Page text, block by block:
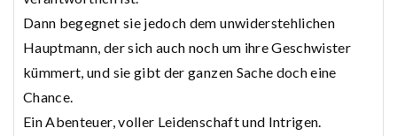
Dann begegnet sie jedoch dem unwiderstehlichen
Hauptmann, der sich auch noch um ihre Geschwister
kümmert, und sie gibt der ganzen Sache doch eine
Chance.
Ein Abenteuer, voller Leidenschaft und Intrigen.